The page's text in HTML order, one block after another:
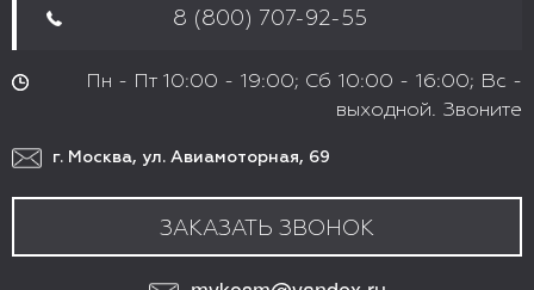
8 (800) 707-92-55
Пн - Пт 10:00 - 19:00; Сб 10:00 - 16:00; Вс -
выходной. Звоните
г. Москва, ул. Авиамоторная, 69
ЗАКАЗАТЬ ЗВОНОК